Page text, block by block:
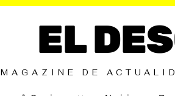
EL
MAGAZINE DE